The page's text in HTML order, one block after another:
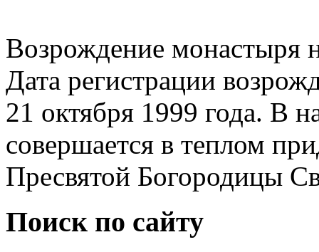
Возрождение монастыря
Дата регистрации
21 октября 1999 года. В
совершается в теплом
Пресвятой Богородицы
Поиск по сайту